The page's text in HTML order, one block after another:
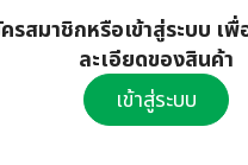
สมาชิกหรือเข้าสู่ระบบ เพื่
ละเอียดของสินค้า
เข้าสู่ระบบ